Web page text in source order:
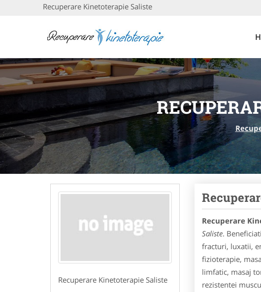
Recuperare Kinetoterapie Saliste
Recuperare Kinetoterapie Saliste
Recuperare
Saliste.
fracturi, luxatii,
fizioterapie,
limfatic, masaj
rezistentei